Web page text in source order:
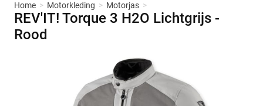
Home > Motorkleding > Motorjas >
REV'IT! Torque 3 H2O Lichtgrijs -
Rood